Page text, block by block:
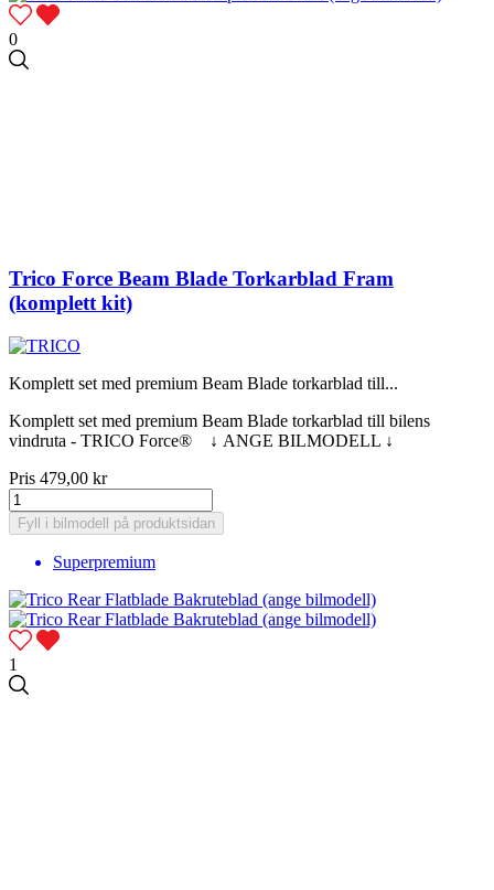
0
Trico Force Beam Blade Torkarblad Fram
(komplett kit)
Komplett set med premium Beam Blade torkarblad till...
Komplett set med premium Beam Blade torkarblad till bilens
vindruta - TRICO Force® ↓ ANGE BILMODELL ↓
Pris 479,00 kr
Fyll i bilmodell på produktsidan
Superpremium
1